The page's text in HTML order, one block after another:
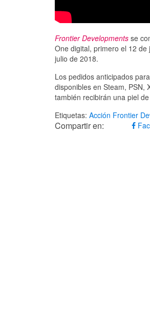
Frontier Developments se
One digital, primero el 12
julio de 2018.
Los pedidos anticipados
disponibles en Steam, PSN,
también recibirán una piel
Etiquetas: Acción Frontier
Compartir en: